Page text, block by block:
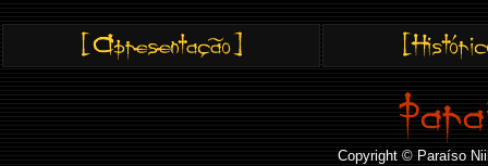
Copyright © Paraíso